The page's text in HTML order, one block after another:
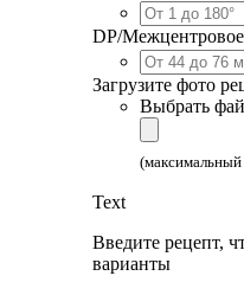
DP/Межцентровое
Загрузите фото
Выбрать
Text
Введите рецепт,
варианты